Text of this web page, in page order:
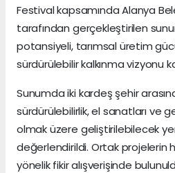
Festival kapsamında Alanya
tarafından gerçekleştirilen
potansiyeli, tarımsal üretim
sürdürülebilir kalkınma vizyonu
Sunumda iki kardeş şehir
sürdürülebilirlik, el sanatları ve
olmak üzere geliştirilebilecek
değerlendirildi. Ortak projelerin
yönelik fikir alışverişinde